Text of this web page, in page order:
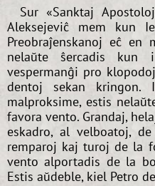
Sur «Sanktaj
Aleksejeviĉ mem kun
Preobraĵenskanoj eĉ en
nelaŭte ŝercadis kun
vespermanĝi pro
dentoj sekan kringon.
malproksime, estis
favora vento. Grandaj,
eskadro, al velboatoj,
remparoj kaj turoj de la
vento alportadis de la
Estis aŭdeble, kiel Petro